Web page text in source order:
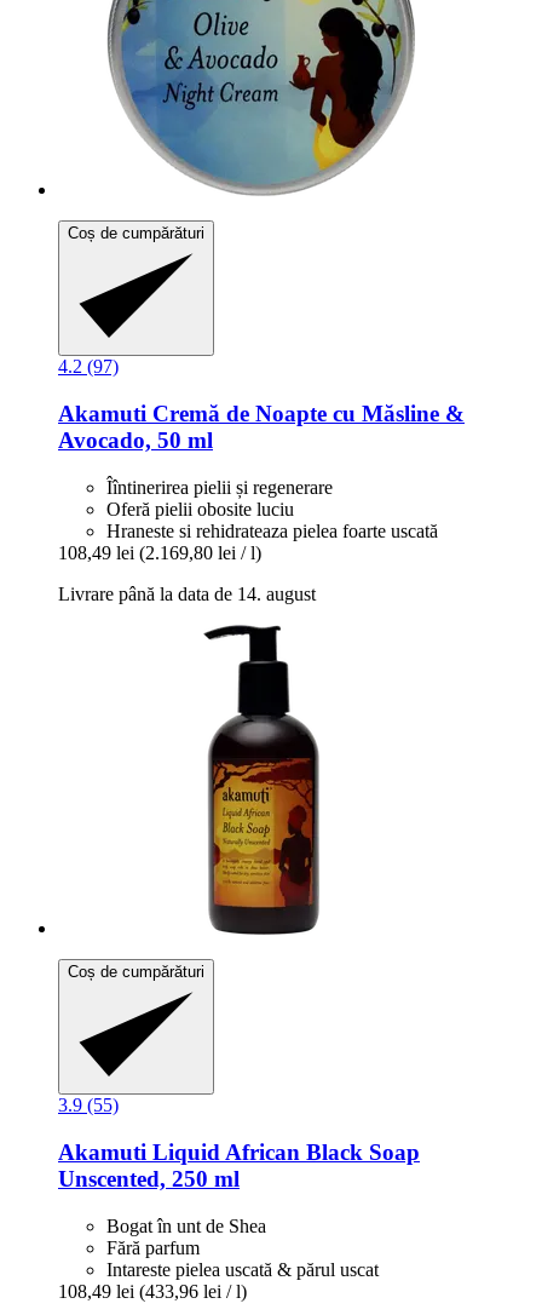
Coș de cumpărături
4.2 (97)
Akamuti Cremă de Noapte cu Măsline &
Avocado, 50 ml
Îîntinerirea pielii și regenerare
Oferă pielii obosite luciu
Hraneste si rehidrateaza pielea foarte uscată
108,49 lei (2.169,80 lei / l)
Livrare până la data de 14. august
Coș de cumpărături
3.9 (55)
Akamuti Liquid African Black Soap
Unscented, 250 ml
Bogat în unt de Shea
Fără parfum
Intareste pielea uscată & părul uscat
108,49 lei (433,96 lei / l)